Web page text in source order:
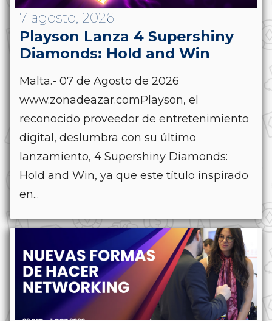
7 agosto, 2026
Playson Lanza 4 Supershiny
Diamonds: Hold and Win
Malta.- 07 de Agosto de 2026
www.zonadeazar.comPlayson, el
reconocido proveedor de entretenimiento
digital, deslumbra con su último
lanzamiento, 4 Supershiny Diamonds:
Hold and Win, ya que este título inspirado
en...